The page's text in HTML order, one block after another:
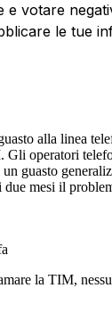
e votare
le tue